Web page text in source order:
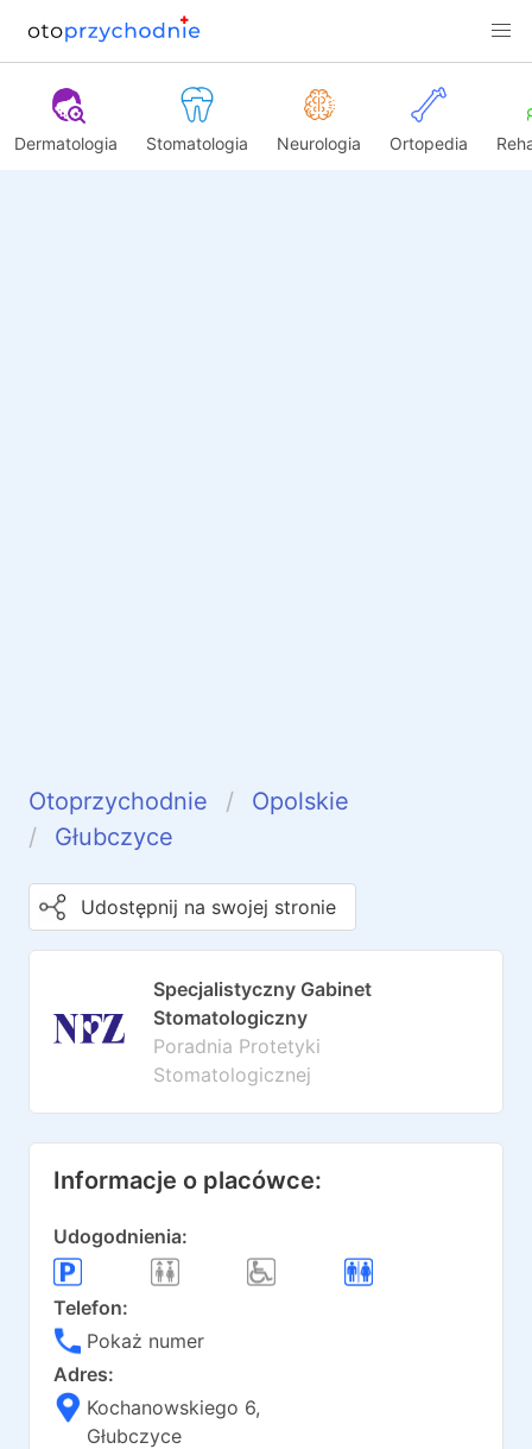
Dermatologia Stomatologia Neurologia Ortopedia
Otoprzychodnie
Opolskie
Głubczyce
Udostępnij na swojej stronie
Specjalistyczny Gabinet
Stomatologiczny
Poradnia Protetyki
Stomatologicznej
Informacje o placówce:
Udogodnienia:
Telefon:
Pokaż numer
Adres:
Kochanowskiego 6,
Głubczyce